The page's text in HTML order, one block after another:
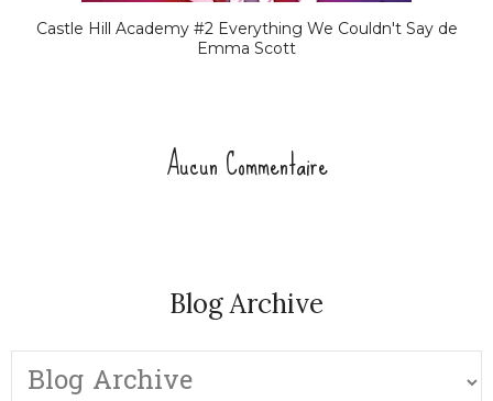
Castle Hill Academy #2 Everything We Couldn't Say de
Emma Scott
Aucun Commentaire
Blog Archive